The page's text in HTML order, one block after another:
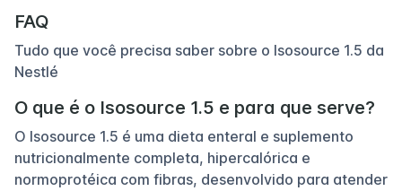
FAQ
Tudo que você precisa saber sobre o Isosource 1.5 da
Nestlé
O que é o Isosource 1.5 e para que serve?
O Isosource 1.5 é uma dieta enteral e suplemento
nutricionalmente completa, hipercalórica e
normoprotéica com fibras, desenvolvido para atender